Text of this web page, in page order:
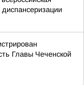
Главы Чеченской